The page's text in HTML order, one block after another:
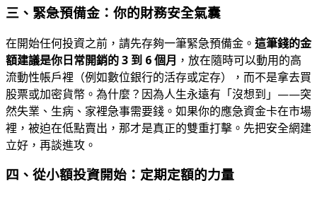
三、緊急預備金：你的財務安全氣囊
在開始任何投資之前，請先存夠一筆緊急預備金。 這筆錢的金
額建議是你日常開銷的 3 到 6 個月 ，放在隨時可以動用的高
流動性帳戶裡（例如數位銀行的活存或定存），而不是拿去買
股票或加密貨幣。為什麼？因為人生永遠有「沒想到」——突
然失業、生病、家裡急事需要錢。如果你的應急資金卡在市場
裡，被迫在低點賣出，那才是真正的雙重打擊。先把安全網建
立好，再談進攻。
四、從小額投資開始：定期定額的力量